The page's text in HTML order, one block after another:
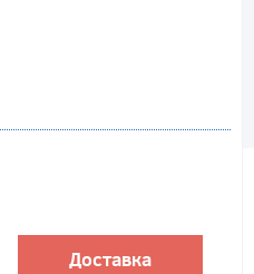
Доставка